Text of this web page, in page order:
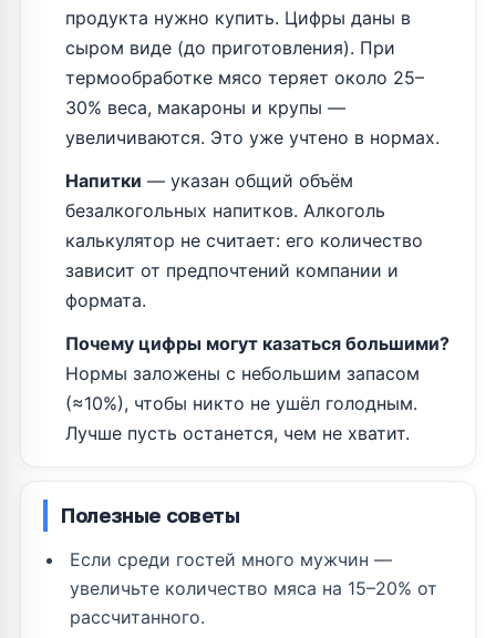
продукта нужно купить. Цифры даны в
сыром виде (до приготовления). При
термообработке мясо теряет около 25–
30% веса, макароны и крупы —
увеличиваются. Это уже учтено в нормах.
Напитки — указан общий объём
безалкогольных напитков. Алкоголь
калькулятор не считает: его количество
зависит от предпочтений компании и
формата.
Почему цифры могут казаться большими?
Нормы заложены с небольшим запасом
(≈10%), чтобы никто не ушёл голодным.
Лучше пусть останется, чем не хватит.
Полезные советы
Если среди гостей много мужчин —
увеличьте количество мяса на 15–20% от
рассчитанного.